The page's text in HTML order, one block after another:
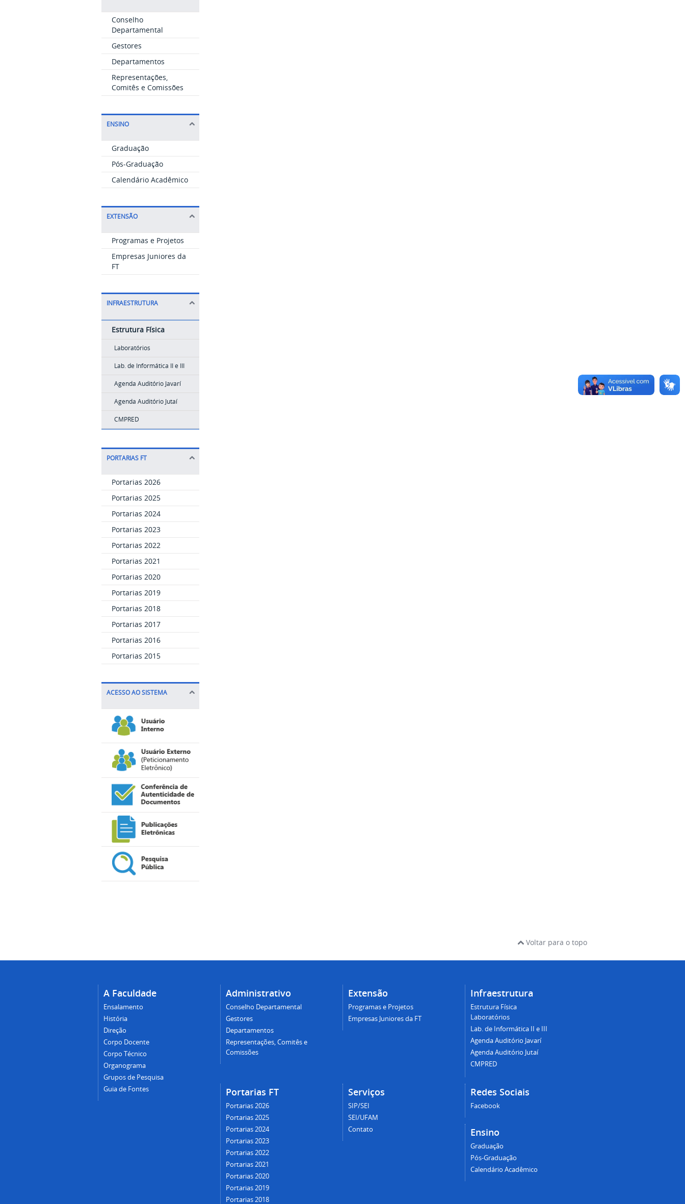
Conselho
Departamental
Gestores
Departamentos
Representações,
Comitês e Comissões
ENSINO
Graduação
Pós-Graduação
Calendário Acadêmico
EXTENSÃO
Programas e Projetos
Empresas Juniores da
FT
INFRAESTRUTURA
Estrutura Física
Laboratórios
Lab. de Informática II e III
Agenda Auditório Javarí
Agenda Auditório Jutaí
CMPRED
PORTARIAS FT
Portarias 2026
Portarias 2025
Portarias 2024
Portarias 2023
Portarias 2022
Portarias 2021
Portarias 2020
Portarias 2019
Portarias 2018
Portarias 2017
Portarias 2016
Portarias 2015
ACESSO AO SISTEMA
Voltar para o topo
A Faculdade
Ensalamento
História
Direção
Corpo Docente
Corpo Técnico
Organograma
Grupos de Pesquisa
Guia de Fontes
Administrativo
Conselho Departamental
Gestores
Departamentos
Representações, Comitês e
Comissões
Extensão
Programas e Projetos
Empresas Juniores da FT
Infraestrutura
Estrutura Física
Laboratórios
Lab. de Informática II e III
Agenda Auditório Javarí
Agenda Auditório Jutaí
CMPRED
Portarias FT
Portarias 2026
Portarias 2025
Portarias 2024
Portarias 2023
Portarias 2022
Portarias 2021
Portarias 2020
Portarias 2019
Portarias 2018
Serviços
SIP/SEI
SEI/UFAM
Contato
Redes Sociais
Facebook
Ensino
Graduação
Pós-Graduação
Calendário Acadêmico